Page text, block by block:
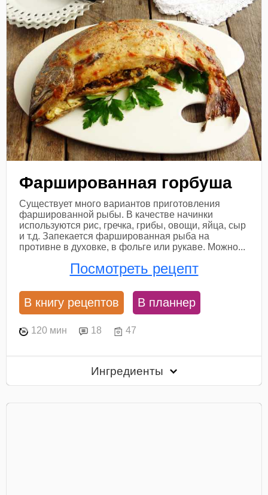
Фаршированная горбуша
Существует много вариантов приготовления
фаршированной рыбы. В качестве начинки
используются рис, гречка, грибы, овощи, яйца, сыр
и т.д. Запекается фаршированная рыба на
противне в духовке, в фольге или рукаве. Можно...
Посмотреть рецепт
В книгу рецептов В планнер
120 мин 18 47
Ингредиенты